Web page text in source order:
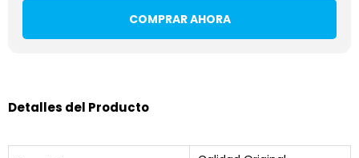
COMPRAR AHORA
Detalles del Producto